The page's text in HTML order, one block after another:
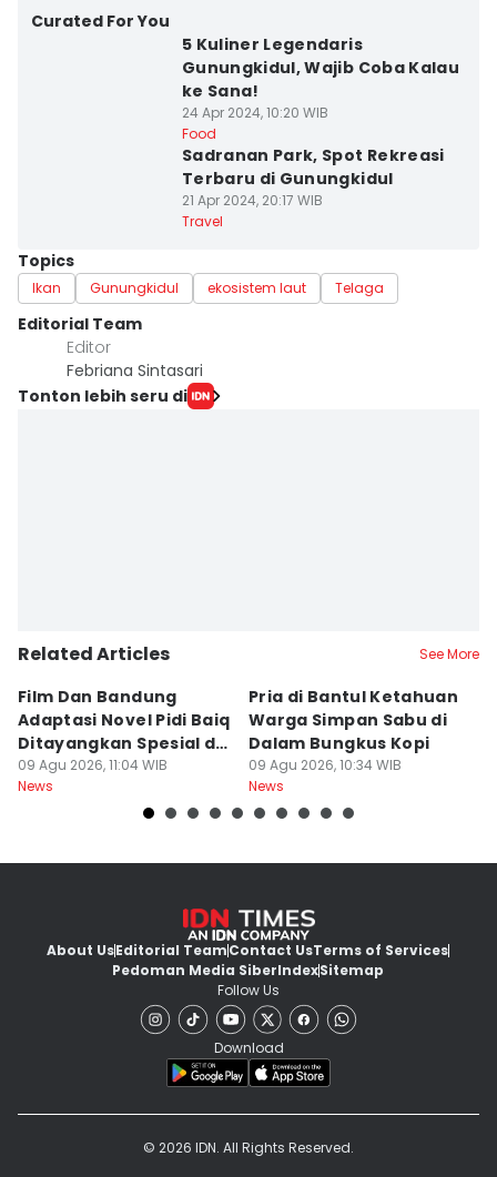
Curated For You
5 Kuliner Legendaris
Gunungkidul, Wajib Coba Kalau
ke Sana!
24 Apr 2024, 10:20 WIB
Food
Sadranan Park, Spot Rekreasi
Terbaru di Gunungkidul
21 Apr 2024, 20:17 WIB
Travel
Topics
Ikan Gunungkidul ekosistem laut Telaga
Editorial Team
Editor
Febriana Sintasari
Tonton lebih seru di
Related Articles See More
Film Dan Bandung
Adaptasi Novel Pidi Baiq
Ditayangkan Spesial di
Jogja
09 Agu 2026, 11:04 WIB
News
Pria di Bantul Ketahuan
Warga Simpan Sabu di
Dalam Bungkus Kopi
09 Agu 2026, 10:34 WIB
News
About UsEditorial TeamContact UsTerms of Services
Pedoman Media SiberIndexSitemap
Follow Us
Download
© 2026 IDN. All Rights Reserved.